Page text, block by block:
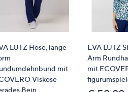
& Passform
Länge
LUTZ Hose, lange
mit
Viskose
Bein
EVA LUTZ
Arm
mit